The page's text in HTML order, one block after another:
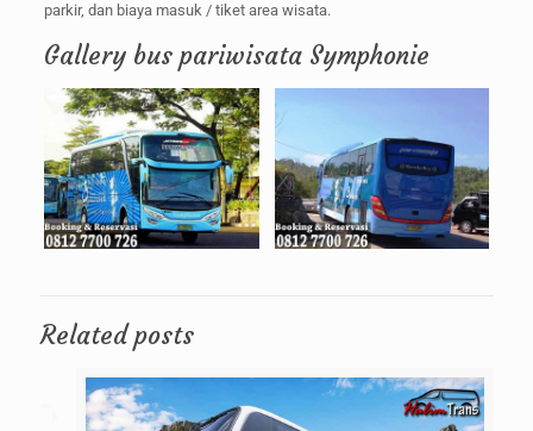
parkir, dan biaya masuk / tiket area wisata.
Gallery bus pariwisata Symphonie
Related posts